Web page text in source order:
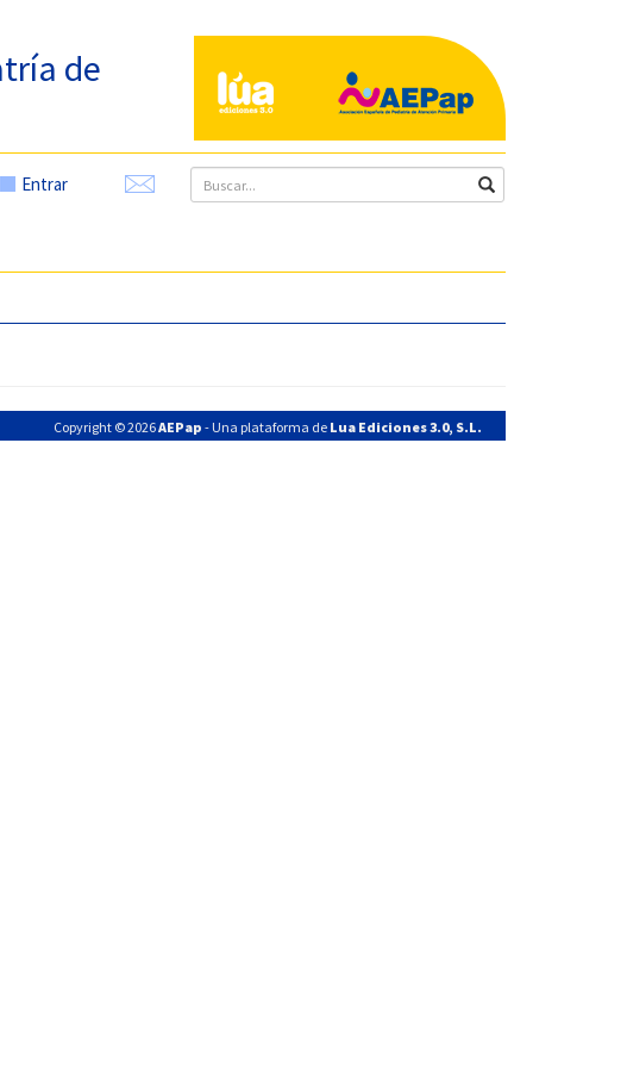
de
Entrar
Copyright © 2026AEPap - Una plataforma de Lua Ediciones 3.0, S.L.